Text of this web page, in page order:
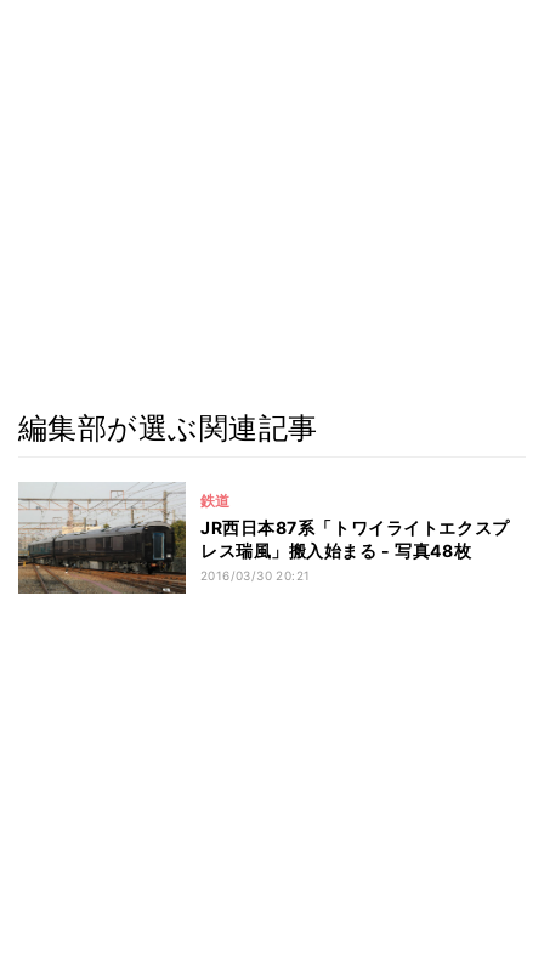
編集部が選ぶ関連記事
鉄道
JR西日本87系「トワイライトエクスプ
レス瑞風」搬入始まる - 写真48枚
2016/03/30 20:21